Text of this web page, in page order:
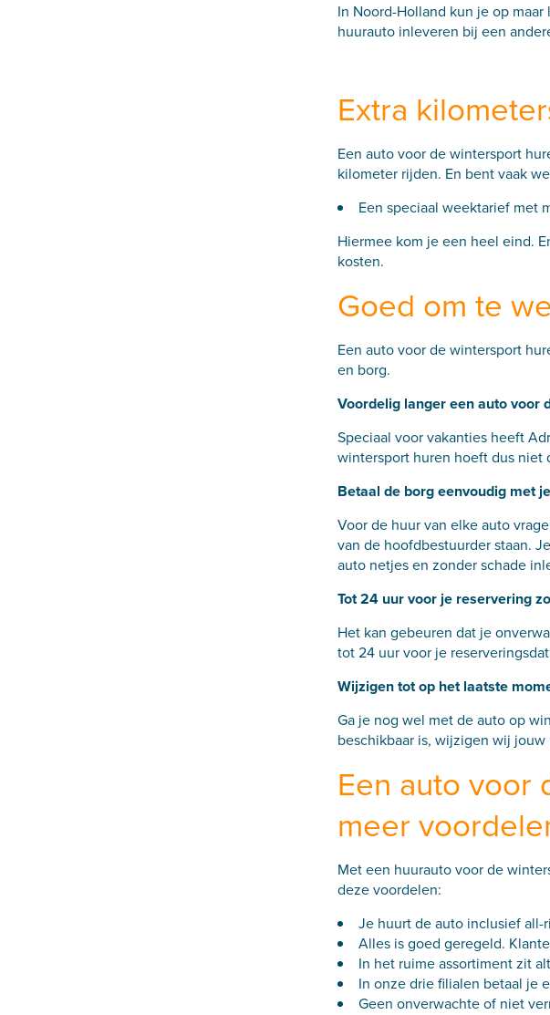
In Noord-Holland kun je op maar
huurauto inleveren bij een
Extra
Een auto voor de wintersport
kilometer rijden. En bent vaak
Een speciaal weektarief met
Hiermee kom je een heel eind.
kosten.
Goed om te
Een auto voor de wintersport
en borg.
Voordelig langer een auto voor
Speciaal voor vakanties heeft
wintersport huren hoeft dus niet
Betaal de borg eenvoudig met
Voor de huur van elke auto
van de hoofdbestuurder staan.
auto netjes en zonder schade
Tot 24 uur voor je reservering
Het kan gebeuren dat je
tot 24 uur voor je
Wijzigen tot op het laatste
Ga je nog wel met de auto op
beschikbaar is, wijzigen wij
Een auto voor
meer
Met een huurauto voor de
deze voordelen:
Je huurt de auto inclusief
Alles is goed geregeld.
In het ruime assortiment zit
In onze drie filialen betaal je
Geen onverwachte of niet